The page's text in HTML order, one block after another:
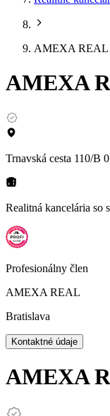
AMEXA REAL
AMEXA
Trnavská cesta 110/B
Realitná kancelária so
Profesionálny člen
AMEXA REAL
Bratislava
Kontaktné údaje
AMEXA